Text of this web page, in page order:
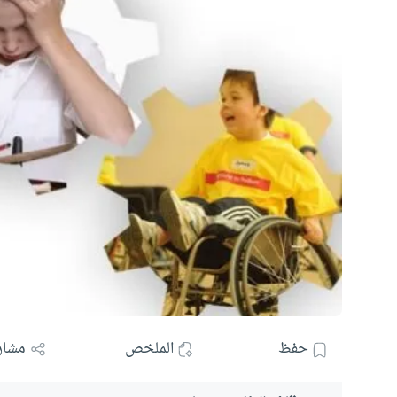
حفظ الملخص